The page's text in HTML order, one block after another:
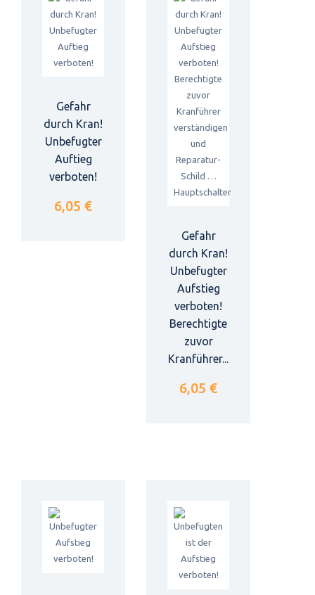
Gefahr
durch Kran!
Unbefugter
Auftieg
verboten!
6,05 €
Gefahr
durch Kran!
Unbefugter
Aufstieg
verboten!
Berechtigte
zuvor
Kranführer...
6,05 €